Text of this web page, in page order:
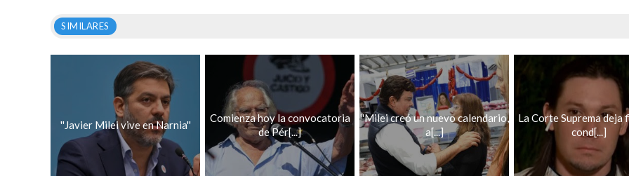
SIMILARES
''Javier Milei vive en Narnia''
Comienza hoy la convocatoria
de Pér[...]
''Milei creó un nuevo calendario,
a[...]
La Corte Suprema deja
cond[...]